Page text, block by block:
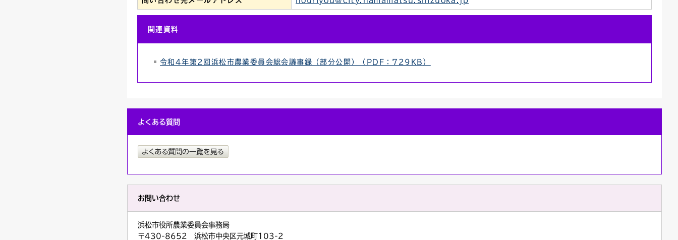
関連資料
令和4年第2回浜松市農業委員会総会議事録（部分公開）（PDF：729KB）
よくある質問
お問い合わせ
浜松市役所農業委員会事務局
〒430-8652 浜松市中央区元城町103-2